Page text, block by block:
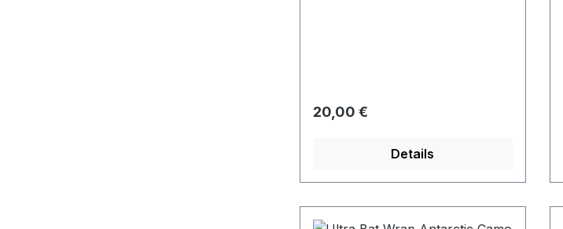
Regulärer Preis:
20,00 €
Details